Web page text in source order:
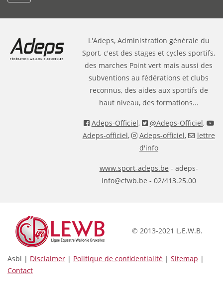
L'Adeps, Administration générale du
Sport, c'est des stages et cycles sportifs,
des marches Point vert mais aussi des
subventions au fédérations et clubs
reconnus, des aides aux sportifs de
haut niveau, des formations...
Adeps-Officiel, @Adeps-Officiel,
Adeps-officiel, Adeps-officiel,
lettre
d'info
www.sport-adeps.be - adeps-
info@cfwb.be - 02/413.25.00
© 2013-2021 L.E.W.B.
Asbl | Disclaimer | Politique de confidentialité | Sitemap |
Contact